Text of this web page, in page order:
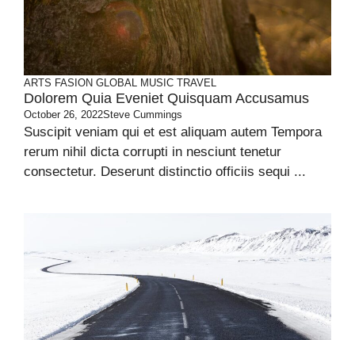
ARTS FASION GLOBAL MUSIC TRAVEL
Dolorem Quia Eveniet Quisquam Accusamus
October 26, 2022Steve Cummings
Suscipit veniam qui et est aliquam autem Tempora
rerum nihil dicta corrupti in nesciunt tenetur
consectetur. Deserunt distinctio officiis sequi ...